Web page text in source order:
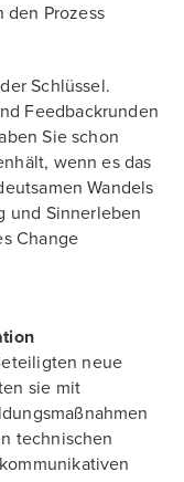
Prozess
Schlüssel.
Feedbackrunden
Sie schon
wenn es das
Wandels
und Sinnerleben
Change
neue
sie mit
technischen